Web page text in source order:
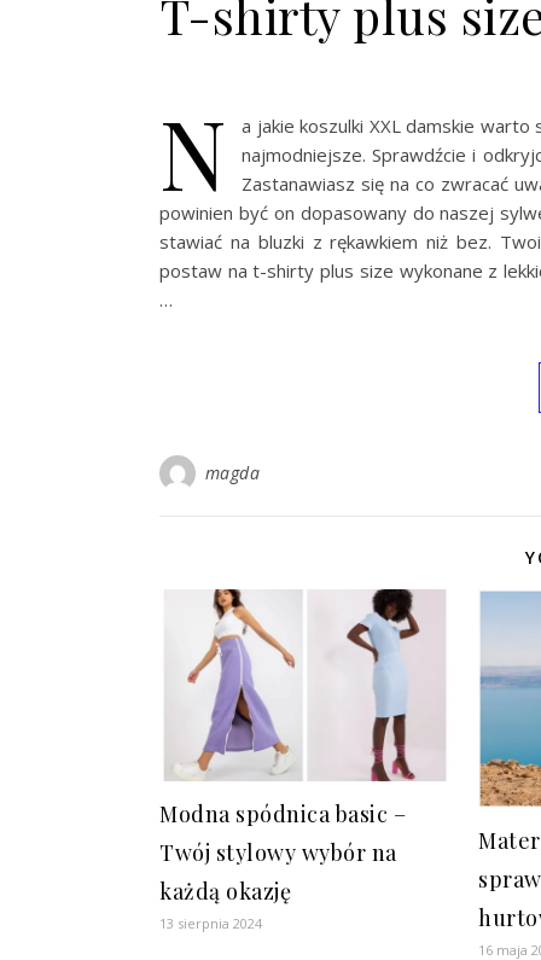
T-shirty plus
N
a jakie koszulki XXL damskie
najmodniejsze. Sprawdźcie i
Zastanawiasz się na co zwracać
powinien być on dopasowany do naszej
stawiać na bluzki z rękawkiem niż bez.
postaw na t-shirty plus size wykonane z
…
magda
Modna spódnica basic –
Twój stylowy wybór na
każdą okazję
13 sierpnia 2024
16 maja